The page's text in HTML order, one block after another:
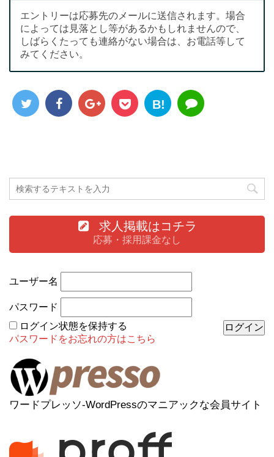
エントリーは応募先のメールに送信されます。場合
によっては見落とし等があるかもしれませんので、
しばらくたっても連絡がない場合は、お電話等して
みてください。
B!
求人掲載はコチラ
応募・採用課金なし
ユーザー名
パスワード
ログイン状態を保持する
パスワードをお忘れの方はこちら
ワードプレッソ-WordPressのマニアックな会員サイト